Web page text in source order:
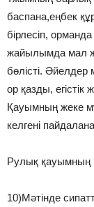
баспана,еңбек
бірлесіп,
жайылымда мал
бөлісті.
ор қазды,
Қауымның жеке
келгені
Рулық қауымның
10)Мәтінде